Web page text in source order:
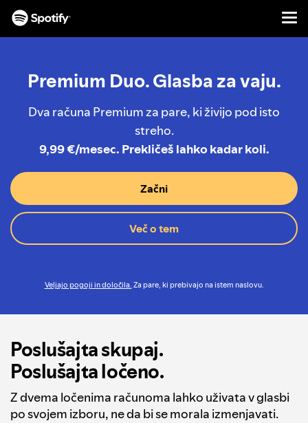
Premium Duo. Glasba za vaju.
Dva računa Premium za pare, ki živijo pod isto
streho.
9,99 €/mesec. Prekličeš lahko kadar koli.
Začni
Več o tem
Veljajo pogoji in določila. Za pare, ki prebivajo na istem naslovu.
Poslušajta skupaj.
Poslušajta ločeno.
Z dvema ločenima računoma lahko uživata v glasbi
po svojem izboru, ne da bi se morala izmenjavati.